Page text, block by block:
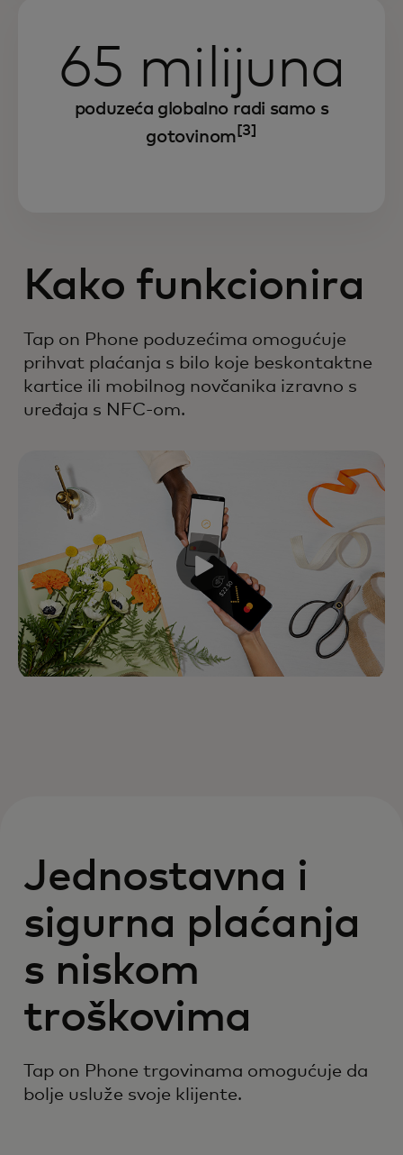
65 milijuna
poduzeća globalno radi samo s
gotovinom [3]
Kako funkcionira
Tap on Phone poduzećima omogućuje
prihvat plaćanja s bilo koje beskontaktne
kartice ili mobilnog novčanika izravno s
uređaja s NFC-om.
Jednostavna i
sigurna plaćanja
s niskom
troškovima
Tap on Phone trgovinama omogućuje da
bolje usluže svoje klijente.